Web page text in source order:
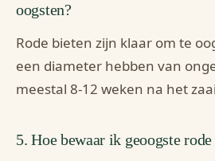
oogsten?
Rode bieten zijn klaar om te
een diameter hebben van
meestal 8-12 weken na het
5. Hoe bewaar ik geoogste